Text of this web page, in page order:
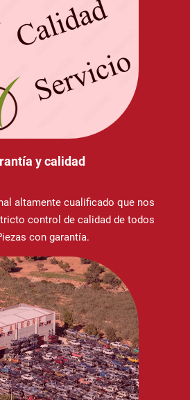
y calidad
altamente cualificado que nos
control de calidad de todos
con garantía.